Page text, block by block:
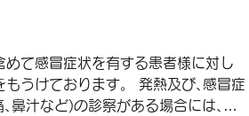
めて感冒症状を有する患者様に対し
もうけております。 発熱及び､感冒症
鼻汁など)の診察がある場合には､予